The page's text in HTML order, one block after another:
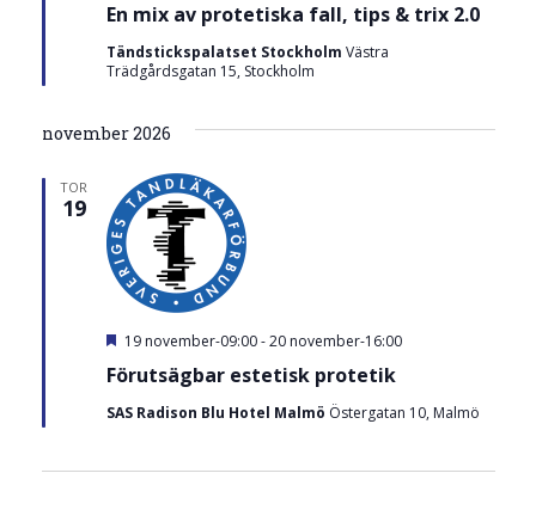
En mix av protetiska fall, tips & trix 2.0
v
l
t
Tändstickspalatset Stockholm Västra
Trädgårdsgatan 15, Stockholm
november 2026
TOR
19
Förutsägbar estetisk protetik
U
v
l
19 november-09:00-20 november-16:00
SAS Radison Blu Hotel Malmö Östergatan 10, Malmö